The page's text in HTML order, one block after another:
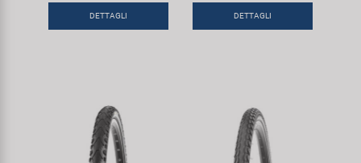
DETTAGLI DETTAGLI